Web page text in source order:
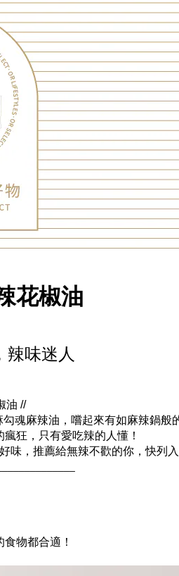
花椒油
辣味迷人
油 //
魂麻辣油，嚐起來有如麻辣鍋
狂，只有愛吃辣的人懂！
味，推薦給無辣不歡的你，快列
物都合適！